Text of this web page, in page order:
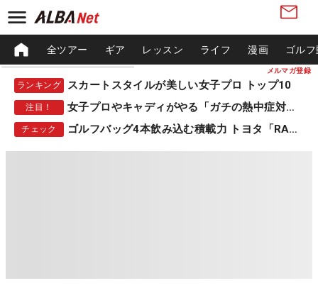
メルマガ登録
全ツアー ギア レッスン ライフ 漫画 ゴル
ランキング スカートスタイルが美しい女子プロ トップ10
注目！ 女子プロやキャディがやる「ガチの熱中症対策」
チェック ゴルフバッグ4本飲み込む積載力 トヨタ「RAV4」